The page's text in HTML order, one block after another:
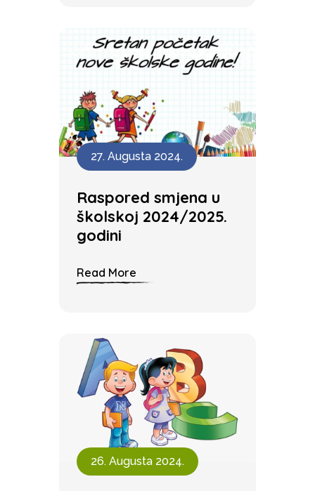
27. Augusta 2024.
Raspored smjena u
školskoj 2024/2025.
godini
Read More
26. Augusta 2024.